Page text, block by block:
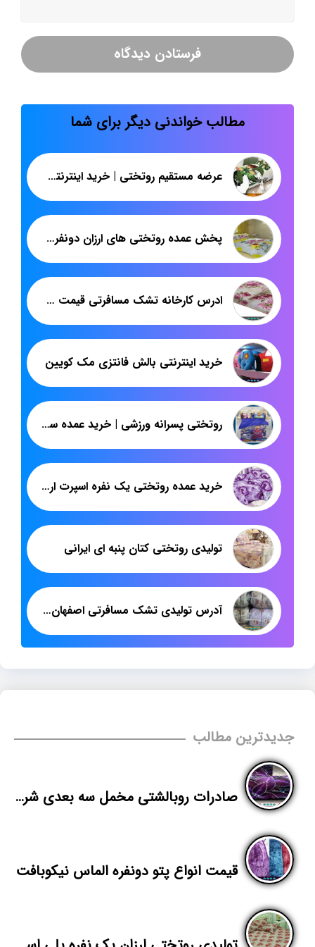
مطالب خواندنی دیگر برای شما
عرضه مستقیم روتختی | خرید اینترنتی روتختی یک نفره | پاندا
پخش عمده روتختی های ارزان دونفره در بازار
ادرس کارخانه تشک مسافرتی قیمت مناسب شرکت پاندا
خرید اینترنتی بالش فانتزی مک کویین
روتختی پسرانه ورزشی | خرید عمده سرویس خواب اسپرت
خرید عمده روتختی یک نفره اسپرت ارزان
تولیدی روتختی کتان پنبه ای ایرانی
آدرس تولیدی تشک مسافرتی اصفهان شرکت پاندا
جدیدترین مطالب
صادرات روبالشتی مخمل سه بعدی شرکت پاندا
قیمت انواع پتو دونفره الماس نیکوبافت